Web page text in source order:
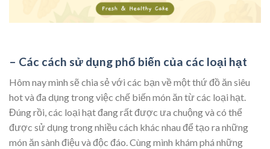
– Các cách sử dụng phổ biến của các loại hạt
Hôm nay mình sẽ chia sẻ với các bạn về một thứ đồ ăn siêu
hot và đa dụng trong việc chế biến món ăn từ các loại hạt.
Đúng rồi, các loại hạt đang rất được ưa chuộng và có thể
được sử dụng trong nhiều cách khác nhau để tạo ra những
món ăn sành điệu và độc đáo. Cùng mình khám phá những